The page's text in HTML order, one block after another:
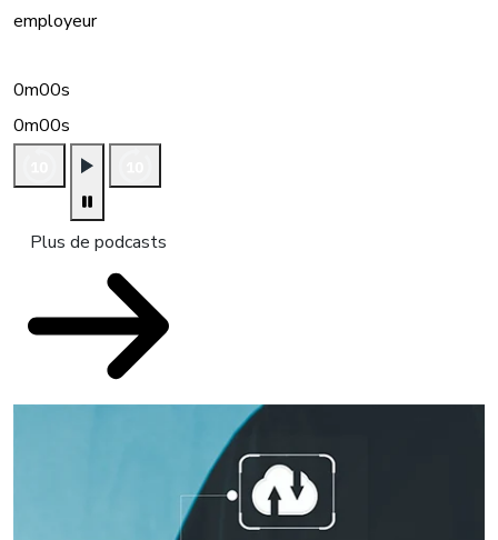
employeur
0m00s
0m00s
Plus de podcasts